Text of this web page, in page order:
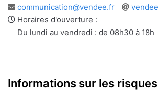
Adresse
e-
mail
communication@vendee.fr
Site
Horaires d'ouverture :
Du lundi au vendredi : de 08h30 à 18h
Informations sur les